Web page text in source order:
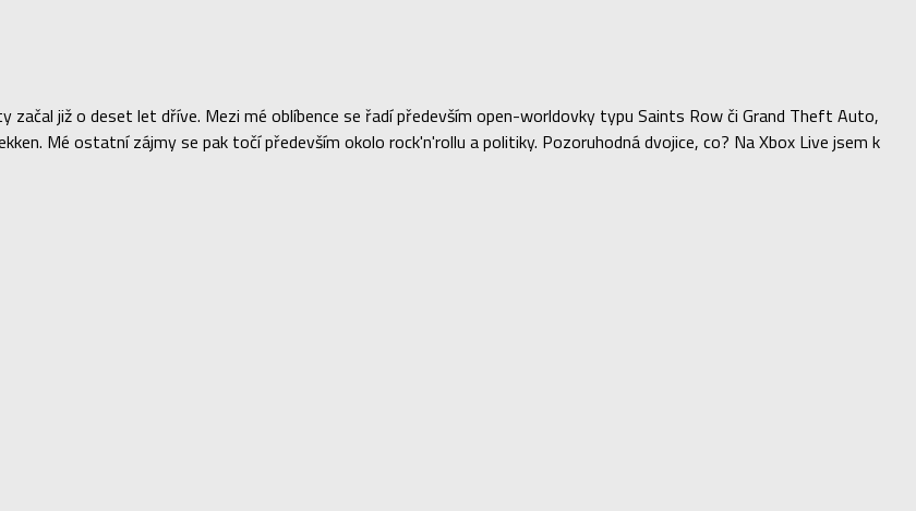
začal již o deset let dříve. Mezi mé oblíbence se řadí především open-worldovky typu Saints Row či Grand Theft Auto,
Mé ostatní zájmy se pak točí především okolo rock'n'rollu a politiky. Pozoruhodná dvojice, co? Na Xbox Live jsem k